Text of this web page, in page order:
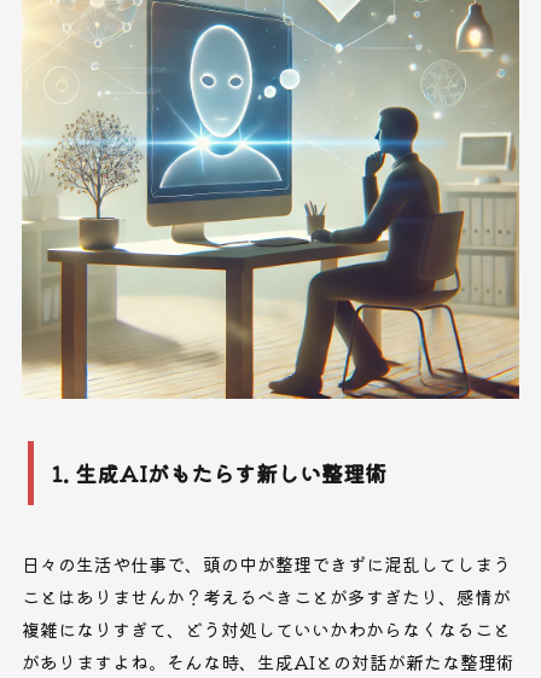
1. 生成AIがもたらす新しい整理術
日々の生活や仕事で、頭の中が整理できずに混乱してしまう
ことはありませんか？考えるべきことが多すぎたり、感情が
複雑になりすぎて、どう対処していいかわからなくなること
がありますよね。そんな時、生成AIとの対話が新たな整理術